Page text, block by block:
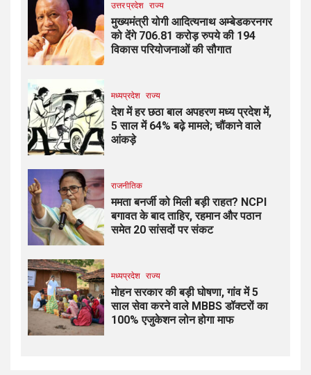
उत्तर प्रदेश राज्य
मुख्यमंत्री योगी आदित्यनाथ अम्बेडकरनगर
को देंगे 706.81 करोड़ रुपये की 194
विकास परियोजनाओं की सौगात
मध्यप्रदेश राज्य
देश में हर छठा बाल अपहरण मध्य प्रदेश में,
5 साल में 64% बढ़े मामले; चौंकाने वाले
आंकड़े
राजनीतिक
ममता बनर्जी को मिली बड़ी राहत? NCPI
बगावत के बाद ताहिर, रहमान और पठान
समेत 20 सांसदों पर संकट
मध्यप्रदेश राज्य
मोहन सरकार की बड़ी घोषणा, गांव में 5
साल सेवा करने वाले MBBS डॉक्टरों का
100% एजुकेशन लोन होगा माफ